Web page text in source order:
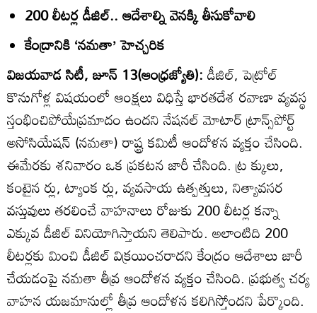
200 లీటర్ల డీజిల్‌.. ఆదేశాల్ని వెనక్కి తీసుకోవాలి
కేంద్రానికి ‘నమతా’ హెచ్చరిక
విజయవాడ సిటీ, జూన్‌ 13(ఆంధ్రజ్యోతి):డీజిల్‌, పెట్రోల్‌
కొనుగోళ్ల విషయంలో ఆంక్షలు విధిస్తే భారతదేశ రవాణా వ్యవస్థ
స్తంభించిపోయేప్రమాదం ఉందని నేషనల్‌ మోటార్‌ ట్రాన్స్‌పోర్ట్‌
అసోసియేషన్‌ (నమతా) రాష్ట్ర కమిటీ ఆందోళన వ్యక్తం చేసింది.
ఈమేరకు శనివారం ఒక ప్రకటన జారీ చేసింది. ట్ర క్కులు,
కంటైన ర్లు, ట్యాంక ర్లు, వ్యవసాయ ఉత్పత్తులు, నిత్యావసర
వస్తువులు తరలించే వాహనాలు రోజుకు 200 లీటర్ల కన్నా
ఎక్కువ డీజిల్‌ వినియోగిస్తాయని తెలిపారు. అలాంటిది 200
లీటర్లకు మించి డీజిల్‌ విక్రయించరాదని కేంద్రం ఆదేశాలు జారీ
చేయడంపై నమతా తీవ్ర ఆందోళన వ్యక్తం చేసింది. ప్రభుత్వ చర్య
వాహన యజమానుల్లో తీవ్ర ఆందోళన కలిగిస్తోందని పేర్కొంది.